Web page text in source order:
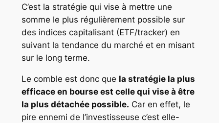
C’est la stratégie qui vise à mettre une
somme le plus régulièrement possible sur
des indices capitalisant (ETF/tracker) en
suivant la tendance du marché et en misant
sur le long terme.
Le comble est donc que la stratégie la plus
efficace en bourse est celle qui vise à être
la plus détachée possible. Car en effet, le
pire ennemi de l’investisseuse c’est elle-